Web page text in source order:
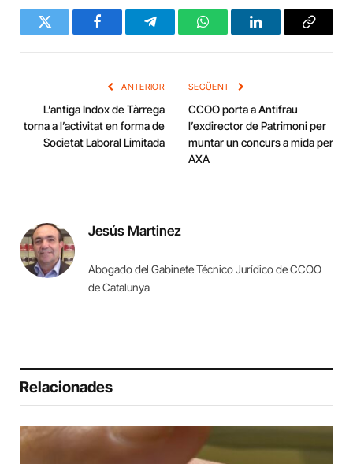
Twitter FacebookTelegramWhatsAppLinkedInCopy
ANTERIOR
L’antiga Indox de Tàrrega
torna a l’activitat en forma de
Societat Laboral Limitada
SEGÜENT
CCOO porta a Antifrau
l’exdirector de Patrimoni per
muntar un concurs a mida per
AXA
Jesús Martinez
Abogado del Gabinete Técnico Jurídico de CCOO
de Catalunya
Relacionades